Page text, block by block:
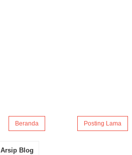
Posting Lama
Beranda
Arsip Blog